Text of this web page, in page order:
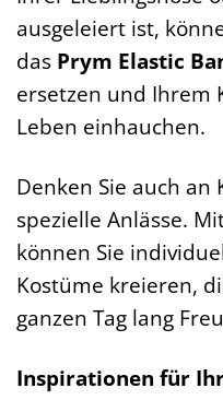
ausgeleiert ist,
das Prym Elastic
ersetzen und Ihrem
Leben einhauchen.
Denken Sie auch
spezielle Anlässe.
können Sie
Kostüme kreieren,
ganzen Tag lang
Inspirationen für